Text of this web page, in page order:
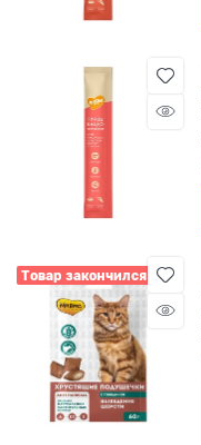
Товар закончился